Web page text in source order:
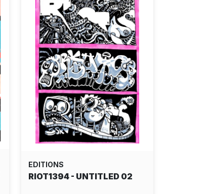
EDITIONS
RIOT1394 - UNTITLED 02